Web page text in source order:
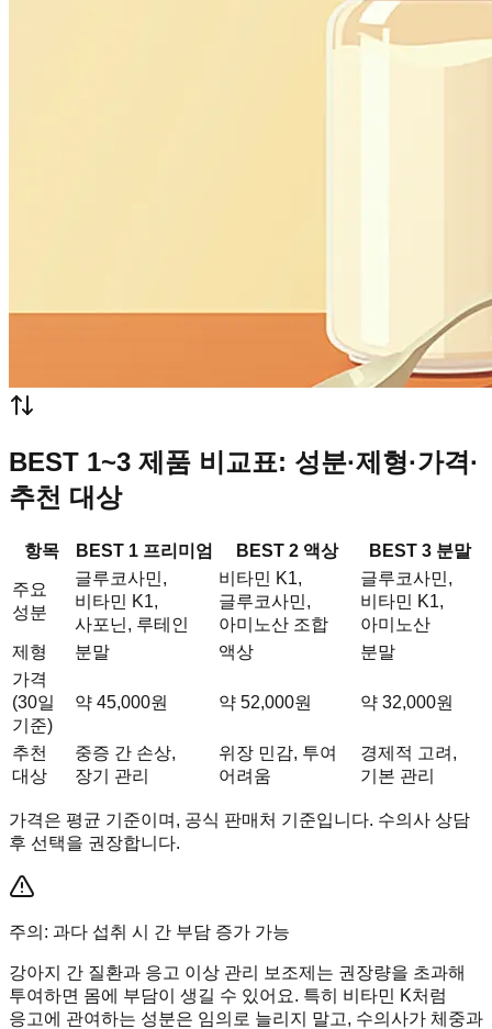
BEST 1~3 제품 비교표: 성분·제형·가격·
추천 대상
항목 BEST 1 프리미엄 BEST 2 액상 BEST 3 분말
주요
성분
글루코사민,
비타민 K1,
사포닌, 루테인
비타민 K1,
글루코사민,
아미노산 조합
글루코사민,
비타민 K1,
아미노산
제형
분말 액상
분말
가격
(30일
기준)
약 45,000원 약 52,000원 약 32,000원
추천
대상
중증 간 손상,
장기 관리
위장 민감, 투여
어려움
경제적 고려,
기본 관리
가격은 평균 기준이며, 공식 판매처 기준입니다. 수의사 상담
후 선택을 권장합니다.
주의: 과다 섭취 시 간 부담 증가 가능
강아지 간 질환과 응고 이상 관리 보조제는 권장량을 초과해
투여하면 몸에 부담이 생길 수 있어요. 특히 비타민 K처럼
응고에 관여하는 성분은 임의로 늘리지 말고, 수의사가 체중과